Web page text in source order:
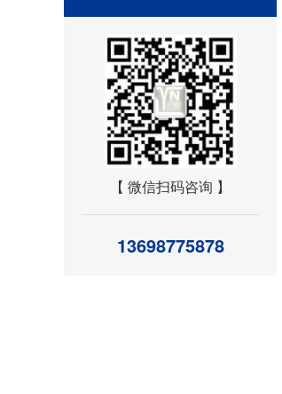
【 微信扫码咨询 】
13698775878